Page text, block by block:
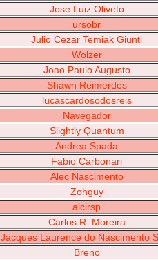
Jose Luiz Oliveto
ursobr
Julio Cezar Temiak Giunti
Wolzer
Joao Paulo Augusto
Shawn Reimerdes
lucascardosodosreis
Navegador
Slightly Quantum
Andrea Spada
Fabio Carbonari
Alec Nascimento
Zohguy
alcirsp
Carlos R. Moreira
Jacques Laurence do Nascimento
Breno